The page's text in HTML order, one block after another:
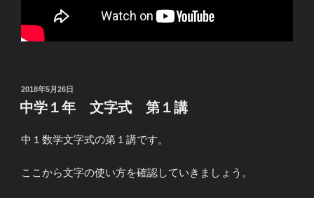
投
稿
日:
2018年5月26日
中学１年 文字式 第１講
中１数学文字式の第１講です。
ここから文字の使い方を確認していきましょう。